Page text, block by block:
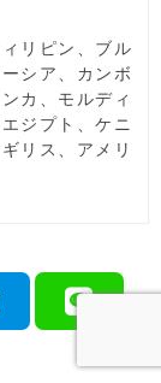
リピン、ブル
シア、カンボ
カ、モルディ
ジプト、ケニ
リス、アメリ